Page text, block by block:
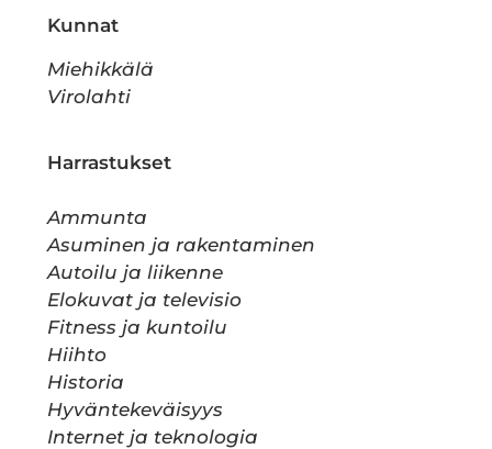
Kunnat
Miehikkälä
Virolahti
Harrastukset
Ammunta
Asuminen ja rakentaminen
Autoilu ja liikenne
Elokuvat ja televisio
Fitness ja kuntoilu
Hiihto
Historia
Hyväntekeväisyys
Internet ja teknologia